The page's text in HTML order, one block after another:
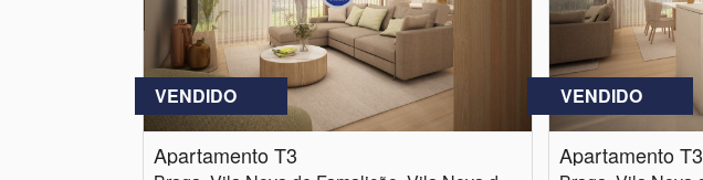
VENDIDO
Apartamento T3
VENDIDO
Apartamento T3